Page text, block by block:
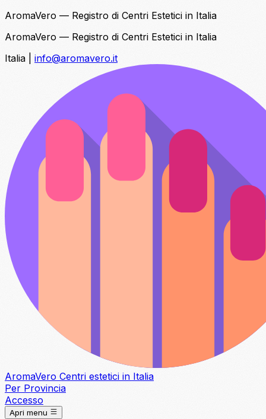
AromaVero — Registro di Centri Estetici in Italia
AromaVero — Registro di Centri Estetici in Italia
Italia
info@aromavero.it
AromaVero Centri estetici in Italia
Per Provincia
Accesso
Apri menu